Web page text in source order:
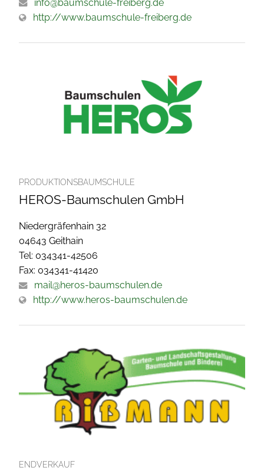
info@baumschule-freiberg.de
http://www.baumschule-freiberg.de
PRODUKTIONSBAUMSCHULE
HEROS-Baumschulen GmbH
Niedergräfenhain 32
04643 Geithain
Tel: 034341-42506
Fax: 034341-41420
mail@heros-baumschulen.de
http://www.heros-baumschulen.de
ENDVERKAUF